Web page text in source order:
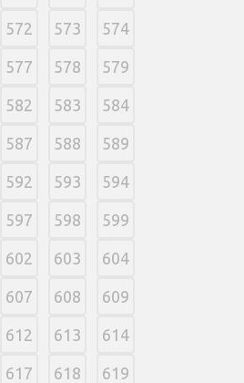
572 573 574
577 578 579
582 583 584
587 588 589
592 593 594
597 598 599
602 603 604
607 608 609
612 613 614
617 618 619